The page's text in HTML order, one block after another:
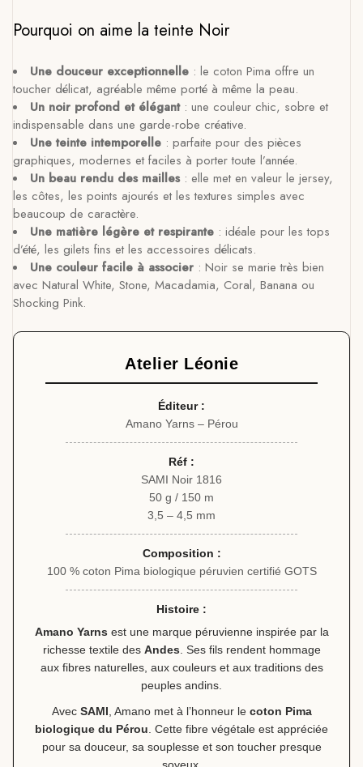
Pourquoi on aime la teinte Noir
Une douceur exceptionnelle : le coton Pima offre un
toucher délicat, agréable même porté à même la peau.
Un noir profond et élégant: une couleur chic, sobre et
indispensable dans une garde-robe créative.
Une teinte intemporelle : parfaite pour des pièces
graphiques, modernes et faciles à porter toute l’année.
Un beau rendu des mailles: elle met en valeur le jersey,
les côtes, les points ajourés et les textures simples avec
beaucoup de caractère.
Une matière légère et respirante : idéale pour les tops
d’été, les gilets fins et les accessoires délicats.
Une couleur facile à associer : Noir se marie très bien
avec Natural White, Stone, Macadamia, Coral, Banana ou
Shocking Pink.
Atelier Léonie
Éditeur :
Amano Yarns – Pérou
Réf :
SAMI Noir 1816
50 g / 150 m
3,5 – 4,5 mm
Composition :
100 % coton Pima biologique péruvien certifié GOTS
Histoire :
Amano Yarns est une marque péruvienne inspirée par la
richesse textile des Andes . Ses fils rendent hommage
aux fibres naturelles, aux couleurs et aux traditions des
peuples andins.
Avec SAMI , Amano met à l’honneur le coton Pima
biologique du Pérou . Cette fibre végétale est appréciée
pour sa douceur, sa souplesse et son toucher presque
soyeux.